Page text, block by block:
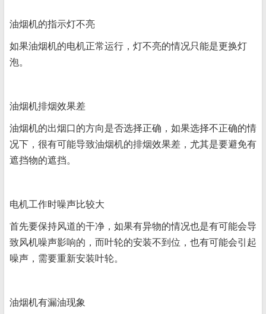
油烟机的指示灯不亮
如果油烟机的电机正常运行，灯不亮的情况只能是更换灯
泡。
油烟机排烟效果差
油烟机的出烟口的方向是否选择正确，如果选择不正确的情
况下，很有可能导致油烟机的排烟效果差，尤其是要避免有
遮挡物的遮挡。
电机工作时噪声比较大
首先要保持风道的干净，如果有异物的情况也是有可能会导
致风机噪声影响的，而叶轮的安装不到位，也有可能会引起
噪声，需要重新安装叶轮。
油烟机有漏油现象